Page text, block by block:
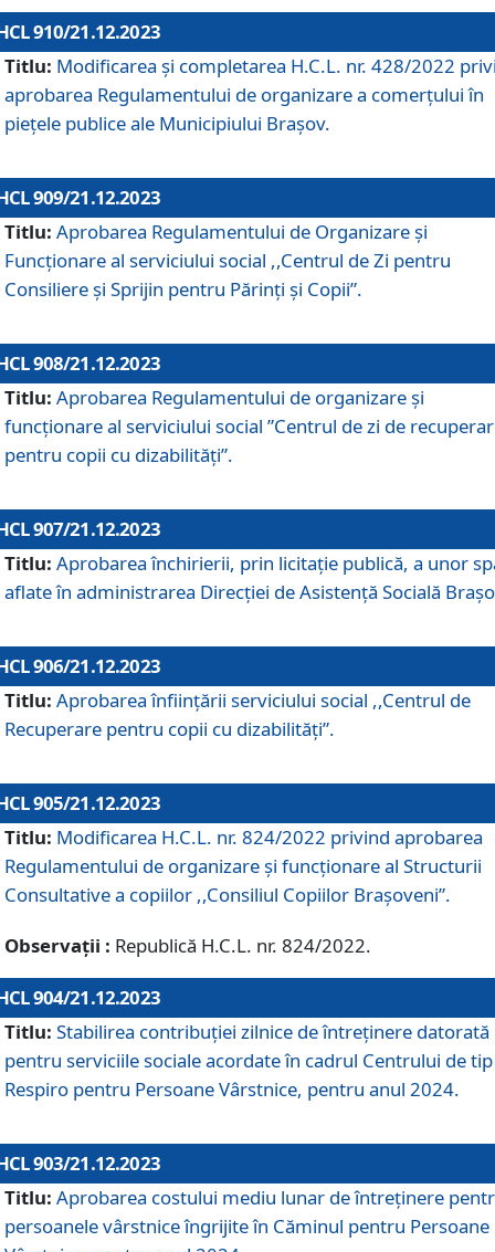
910/21.12.2023
Titlu: Modificarea și completarea H.C.L. nr. 428/2022
aprobarea Regulamentului de organizare a comerțului în
piețele publice ale Municipiului Braşov.
909/21.12.2023
Titlu: Aprobarea Regulamentului de Organizare și
Funcționare al serviciului social ,,Centrul de Zi pentru
Consiliere şi Sprijin pentru Părinţi şi Copii”.
908/21.12.2023
Titlu: Aprobarea Regulamentului de organizare şi
funcţionare al serviciului social ”Centrul de zi de
pentru copii cu dizabilități”.
907/21.12.2023
Titlu: Aprobarea închirierii, prin licitație publică, a unor
aflate în administrarea Direcției de Asistență Socială
906/21.12.2023
Titlu: Aprobarea înființării serviciului social ,,Centrul de
Recuperare pentru copii cu dizabilități”.
905/21.12.2023
Titlu: Modificarea H.C.L. nr. 824/2022 privind aprobarea
Regulamentului de organizare şi funcţionare al Structurii
Consultative a copiilor ,,Consiliul Copiilor Braşoveni”.
Observații : Republică H.C.L. nr. 824/2022.
904/21.12.2023
Titlu: Stabilirea contribuţiei zilnice de întreținere datorată
pentru serviciile sociale acordate în cadrul Centrului de tip
Respiro pentru Persoane Vârstnice, pentru anul 2024.
903/21.12.2023
Titlu: Aprobarea costului mediu lunar de întreţinere
persoanele vârstnice îngrijite în Căminul pentru Persoane